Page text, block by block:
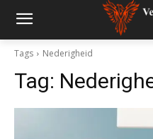
Tags Nederigheid
Tag: